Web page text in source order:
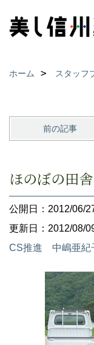
ホーム スタッフ
前の記事
ほのぼの田
公開日：2012/06/
更新日：2012/08/
CS推進 中嶋亜紀